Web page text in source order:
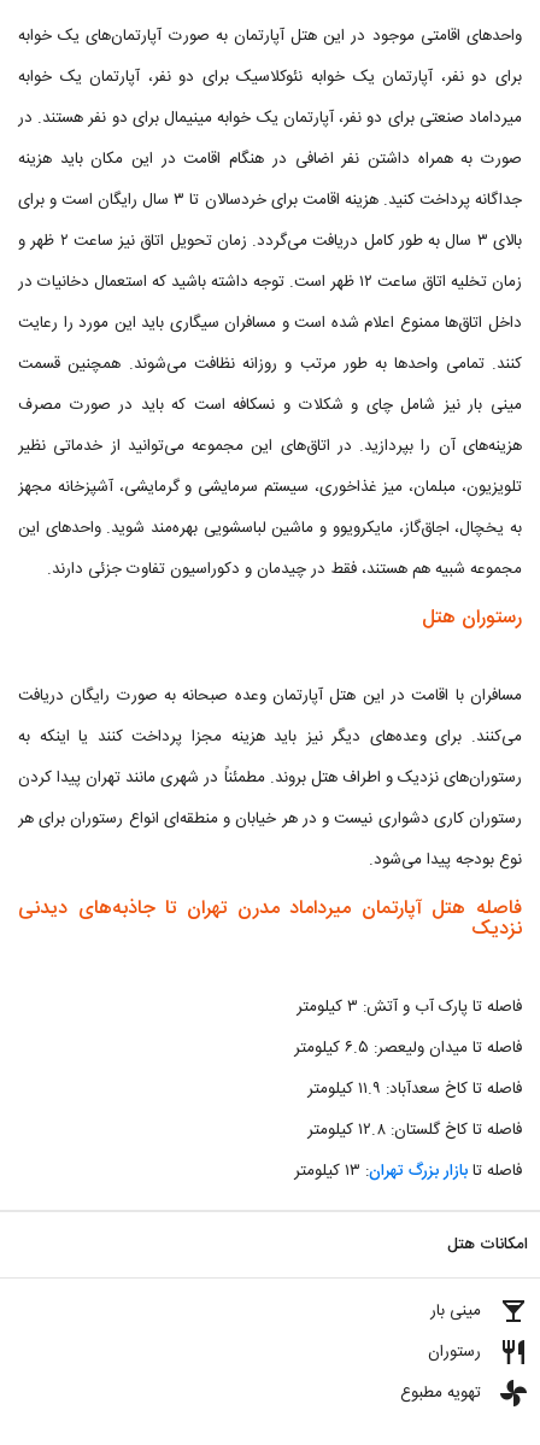
واحدهای اقامتی موجود در این هتل آپارتمان به صورت آپارتمان‌های یک خوابه
برای دو نفر، آپارتمان یک خوابه نئوکلاسیک برای دو نفر، آپارتمان یک خوابه
میرداماد صنعتی برای دو نفر، آپارتمان یک خوابه مینیمال برای دو نفر هستند. در
صورت به همراه داشتن نفر اضافی در هنگام اقامت در این مکان باید هزینه
جداگانه پرداخت کنید. هزینه اقامت برای خردسالان تا ۳ سال رایگان است و برای
بالای ۳ سال به طور کامل دریافت می‌گردد. زمان تحویل اتاق نیز ساعت ۲ ظهر و
زمان تخلیه اتاق ساعت ۱۲ ظهر است. توجه داشته باشید که استعمال دخانیات در
داخل اتاق‌ها ممنوع اعلام شده است و مسافران سیگاری باید این مورد را رعایت
کنند. تمامی واحدها به طور مرتب و روزانه نظافت می‌شوند. همچنین قسمت
مینی بار نیز شامل چای و شکلات و نسکافه است که باید در صورت مصرف
هزینه‌های آن را بپردازید. در اتاق‌های این مجموعه می‌توانید از خدماتی نظیر
تلویزیون، مبلمان، میز غذاخوری، سیستم سرمایشی و گرمایشی، آشپزخانه مجهز
به یخچال، اجاق‌گاز، مایکرویوو و ماشین لباسشویی بهره‌مند شوید. واحدهای این
مجموعه شبیه هم هستند، فقط در چیدمان و دکوراسیون تفاوت جزئی دارند.
رستوران هتل
مسافران با اقامت در این هتل آپارتمان وعده صبحانه به صورت رایگان دریافت
می‌کنند. برای وعده‌های دیگر نیز باید هزینه مجزا پرداخت کنند یا اینکه به
رستوران‌های نزدیک و اطراف هتل بروند. مطمئناً در شهری مانند تهران پیدا کردن
رستوران کاری دشواری نیست و در هر خیابان و منطقه‌ای انواع رستوران برای هر
نوع بودجه پیدا می‌شود.
فاصله هتل آپارتمان میرداماد مدرن تهران تا جاذبه‌های دیدنی
نزدیک
فاصله تا پارک آب و آتش: ۳ کیلومتر
فاصله تا میدان ولیعصر: ۶.۵ کیلومتر
فاصله تا کاخ سعدآباد: ۱۱.۹ کیلومتر
فاصله تا کاخ گلستان: ۱۲.۸ کیلومتر
فاصله تابازار بزرگ تهران: ۱۳ کیلومتر
امکانات هتل
local_bar مینی بار
restaurant رستوران
toys تهویه مطبوع